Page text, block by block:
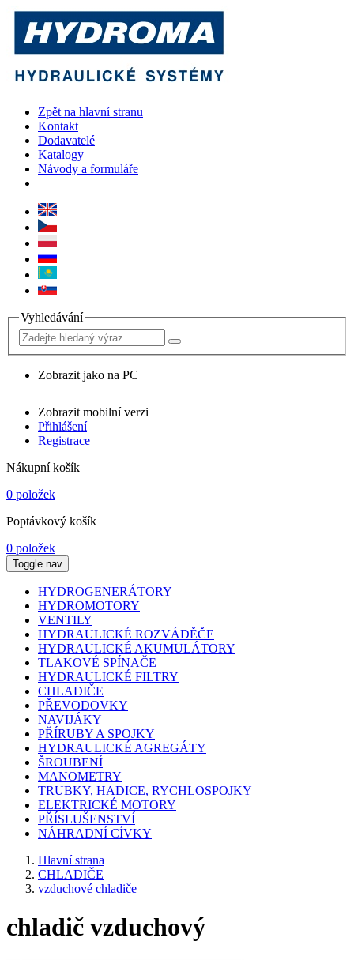
Zpět na hlavní stranu
Kontakt
Dodavatelé
Katalogy
Návody a formuláře
Vyhledávání
Zobrazit jako na PC
Zobrazit mobilní verzi
Přihlášení
Registrace
Nákupní košík
0 položek
Poptávkový košík
0 položek
Toggle nav
HYDROGENERÁTORY
HYDROMOTORY
VENTILY
HYDRAULICKÉ ROZVÁDĚČE
HYDRAULICKÉ AKUMULÁTORY
TLAKOVÉ SPÍNAČE
HYDRAULICKÉ FILTRY
CHLADIČE
PŘEVODOVKY
NAVIJÁKY
PŘÍRUBY A SPOJKY
HYDRAULICKÉ AGREGÁTY
ŠROUBENÍ
MANOMETRY
TRUBKY, HADICE, RYCHLOSPOJKY
ELEKTRICKÉ MOTORY
PŘÍSLUŠENSTVÍ
NÁHRADNÍ CÍVKY
Hlavní strana
CHLADIČE
vzduchové chladiče
chladič vzduchový